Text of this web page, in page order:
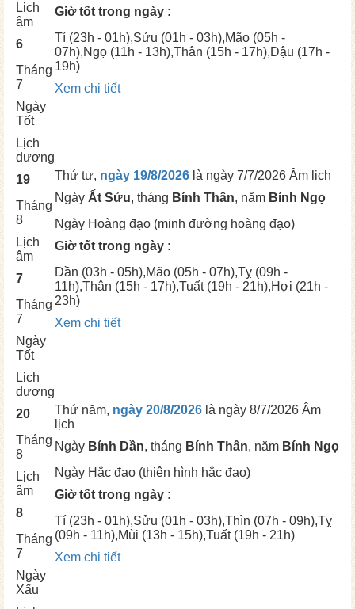
Lịch
âm
6
Tháng
7
Ngày
Tốt
Giờ tốt trong ngày :
Tí (23h - 01h),Sửu (01h - 03h),Mão (05h -
07h),Ngọ (11h - 13h),Thân (15h - 17h),Dậu (17h -
19h)
Xem chi tiết
Lịch
dương
19
Tháng
8
Lịch
âm
7
Tháng
7
Ngày
Tốt
Thứ tư, ngày 19/8/2026 là ngày 7/7/2026 Âm lịch
Ngày Ất Sửu, tháng Bính Thân, năm Bính Ngọ
Ngày Hoàng đạo (minh đường hoàng đạo)
Giờ tốt trong ngày :
Dần (03h - 05h),Mão (05h - 07h),Tỵ (09h -
11h),Thân (15h - 17h),Tuất(19h - 21h),Hợi (21h -
23h)
Xem chi tiết
Lịch
dương
20
Tháng
8
Lịch
âm
8
Tháng
7
Ngày
Xấu
Thứ năm, ngày 20/8/2026 là ngày 8/7/2026 Âm
lịch
Ngày Bính Dần, tháng Bính Thân, năm Bính Ngọ
Ngày Hắc đạo (thiên hình hắc đạo)
Giờ tốt trong ngày :
Tí (23h - 01h),Sửu (01h - 03h),Thìn (07h - 09h),Tỵ
(09h - 11h),Mùi (13h - 15h),Tuất(19h - 21h)
Xem chi tiết